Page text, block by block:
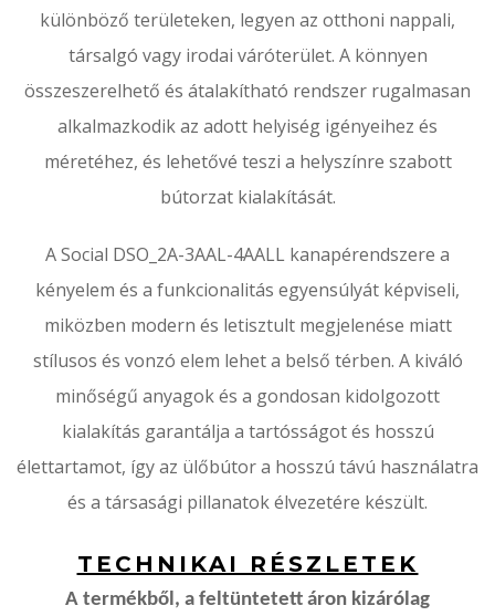
különböző területeken, legyen az otthoni nappali,
társalgó vagy irodai váróterület. A könnyen
összeszerelhető és átalakítható rendszer rugalmasan
alkalmazkodik az adott helyiség igényeihez és
méretéhez, és lehetővé teszi a helyszínre szabott
bútorzat kialakítását.
A Social DSO_2A-3AAL-4AALL kanapérendszere a
kényelem és a funkcionalitás egyensúlyát képviseli,
miközben modern és letisztult megjelenése miatt
stílusos és vonzó elem lehet a belső térben. A kiváló
minőségű anyagok és a gondosan kidolgozott
kialakítás garantálja a tartósságot és hosszú
élettartamot, így az ülőbútor a hosszú távú használatra
és a társasági pillanatok élvezetére készült.
TECHNIKAI RÉSZLETEK
A termékből, a feltüntetett áron kizárólag